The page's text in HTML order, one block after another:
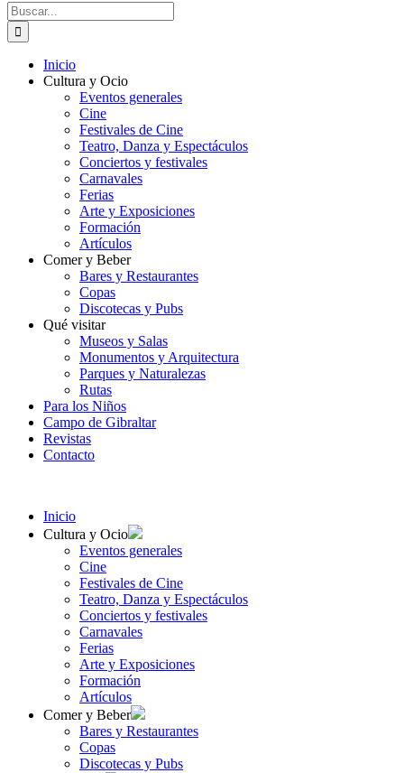
Buscar:
Inicio
Cultura y Ocio
Eventos generales
Cine
Festivales de Cine
Teatro, Danza y Espectáculos
Conciertos y festivales
Carnavales
Ferias
Arte y Exposiciones
Formación
Artículos
Comer y Beber
Bares y Restaurantes
Copas
Discotecas y Pubs
Qué visitar
Museos y Salas
Monumentos y Arquitectura
Parques y Naturalezas
Rutas
Para los Niños
Campo de Gibraltar
Revistas
Contacto
Inicio
Cultura y Ocio
Eventos generales
Cine
Festivales de Cine
Teatro, Danza y Espectáculos
Conciertos y festivales
Carnavales
Ferias
Arte y Exposiciones
Formación
Artículos
Comer y Beber
Bares y Restaurantes
Copas
Discotecas y Pubs